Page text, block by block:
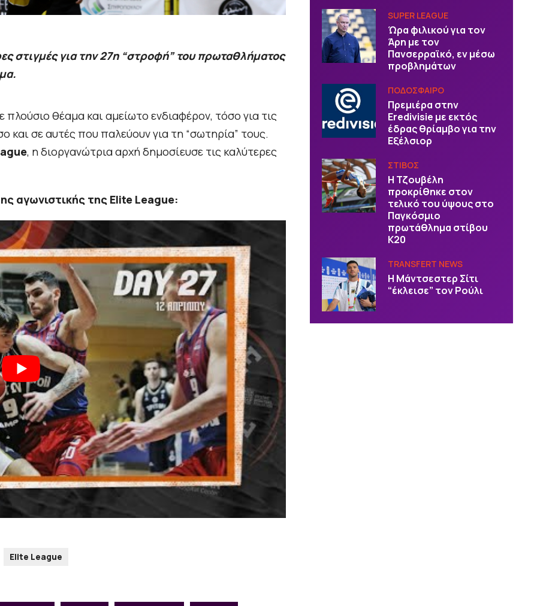
στιγμές για την 27η “στροφή” του πρωταθλήματος
πλούσιο θέαμα και αμείωτο ενδιαφέρον, τόσο για τις
και σε αυτές που παλεύουν για τη “σωτηρία” τους.
, η διοργανώτρια αρχή δημοσίευσε τις καλύτερες
αγωνιστικής της Elite League:
Elite League
SUPER LEAGUE
Ώρα φιλικού για τον
Άρη με τον
Πανσερραϊκό, εν μέσω
προβλημάτων
ΠΟΔΟΣΦΑΙΡΟ
Πρεμιέρα στην
Eredivisie με εκτός
έδρας θρίαμβο για την
Εξέλσιορ
ΣΤΙΒΟΣ
Η Τζουβέλη
προκρίθηκε στον
τελικό του ύψους στο
Παγκόσμιο
πρωτάθλημα στίβου
Κ20
TRANSFERT NEWS
Η Μάντσεστερ Σίτι
“έκλεισε” τον Ρούλι